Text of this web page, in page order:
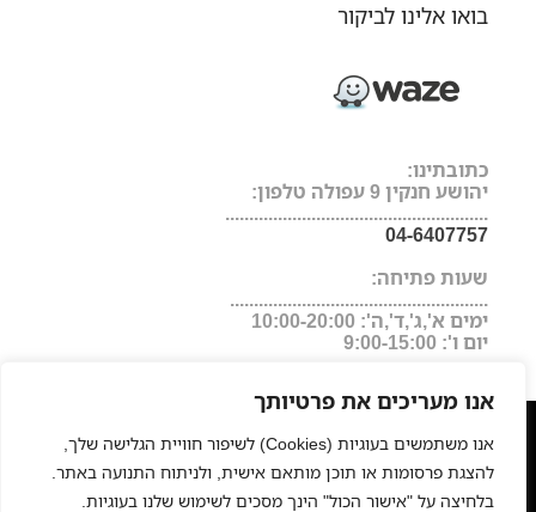
אנו מעריכים את פרטיותך
אנו משתמשים בעוגיות (Cookies) לשיפור חוויית הגלישה שלך,
להצגת פרסומות או תוכן מותאם אישית, ולניתוח התנועה באתר.
בלחיצה על "אישור הכול" הינך מסכים לשימוש שלנו בעוגיות.
בואו אלינו לביקור
כתובתינו:
יהושע חנקין 9 עפולה טלפון:
.......................................................
04-6407757
שעות פתיחה:
......................................................
ימים א',ג',ד',ה': 10:00-20:00
יום ו': 9:00-15:00
המרכז לעיצוב שיער בישראל
מגזין
היופי של ישראל
החלקות שיער
פאות
רפואיות | תוספות שיער |החלקה יפנית| פאות משיער טבעי|חנות